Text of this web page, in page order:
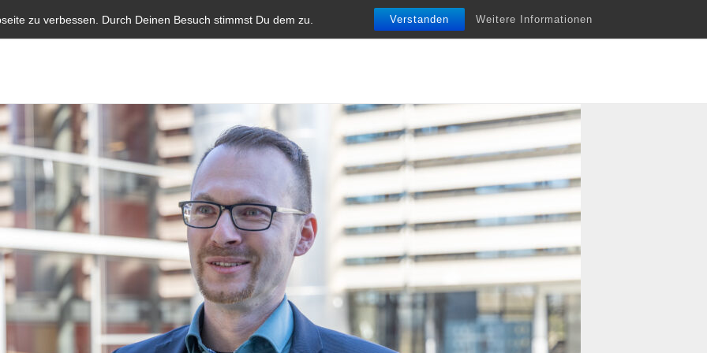
zu verbessen. Durch Deinen Besuch stimmst Du dem zu. Verstanden Weitere Informationen
Start Aktuelles Blauer Brief Parlamentarische Infobriefe Termine Vita Unterstützung